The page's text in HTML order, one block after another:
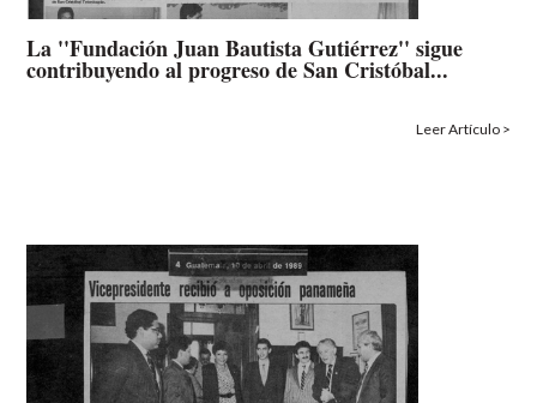
La ''Fundación Juan Bautista Gutiérrez'' sigue
contribuyendo al progreso de San Cristóbal...
Leer Artículo >